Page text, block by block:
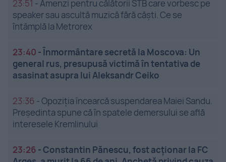
23:51 -Amenzi pentru călătorii STB care vorbesc pe
speaker sau ascultă muzică fără căști. Ce se
întâmplă la Metrorex
23:40 -Înmormântare secretă la Moscova: Un
general rus, presupusă victimă în tentativa de
asasinat asupra lui Aleksandr Ceiko
23:36 -Opoziția încearcă suspendarea Maiei Sandu.
Președinta spune că în spatele demersului se află
interesele Kremlinului
23:26 -Constantin Pănescu, fost acționar la FC